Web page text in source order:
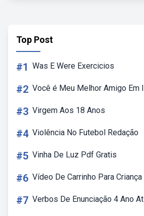
Top Post
#1 Was E Were Exercicios
#2 Você é Meu Melhor Amigo Em
#3 Virgem Aos 18 Anos
#4 Violência No Futebol Redação
#5 Vinha De Luz Pdf Gratis
#6 Vídeo De Carrinho Para Criança
#7 Verbos De Enunciação 4 Ano